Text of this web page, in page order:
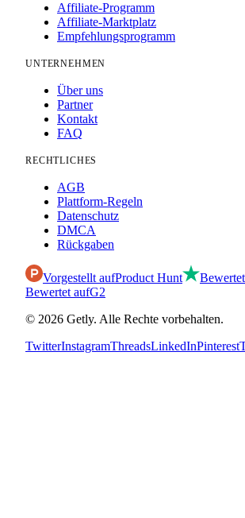
Affiliate-Programm
Affiliate-Marktplatz
Empfehlungsprogramm
UNTERNEHMEN
Über uns
Partner
Kontakt
FAQ
RECHTLICHES
AGB
Plattform-Regeln
Datenschutz
DMCA
Rückgaben
Vorgestellt aufProduct Hunt
Bewertet aufG2
© 2026 Getly. Alle Rechte vorbehalten.
TwitterInstagramThreadsLinkedInPinterest